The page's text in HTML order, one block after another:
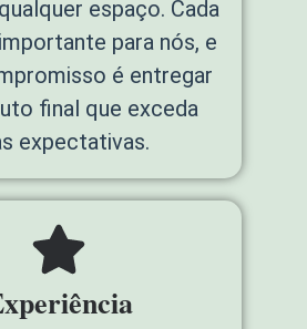
espaço. Cada
para nós, e
é entregar
final que exceda
expectativas.